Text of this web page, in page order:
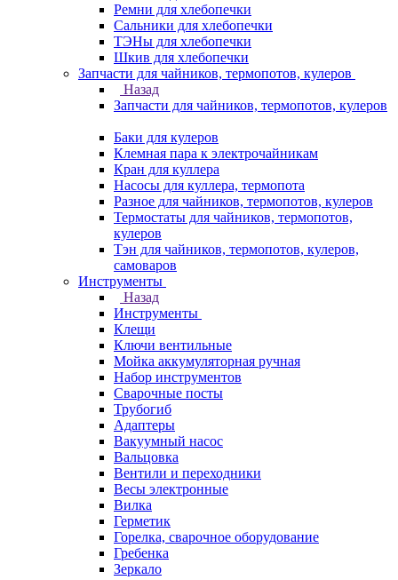
Ремни для хлебопечки
Сальники для хлебопечки
ТЭНы для хлебопечки
Шкив для хлебопечки
Запчасти для чайников, термопотов, кулеров
Назад
Запчасти для чайников, термопотов, кулеров
Баки для кулеров
Клемная пара к электрочайникам
Кран для куллера
Насосы для куллера, термопота
Разное для чайников, термопотов, кулеров
Термостаты для чайников, термопотов,
кулеров
Тэн для чайников, термопотов, кулеров,
самоваров
Инструменты
Назад
Инструменты
Клещи
Ключи вентильные
Мойка аккумуляторная ручная
Набор инструментов
Сварочные посты
Трубогиб
Aдаптеры
Вакуумный насос
Вальцовка
Вентили и переходники
Весы электронные
Вилка
Герметик
Горелка, сварочное оборудование
Гребенка
Зеркало